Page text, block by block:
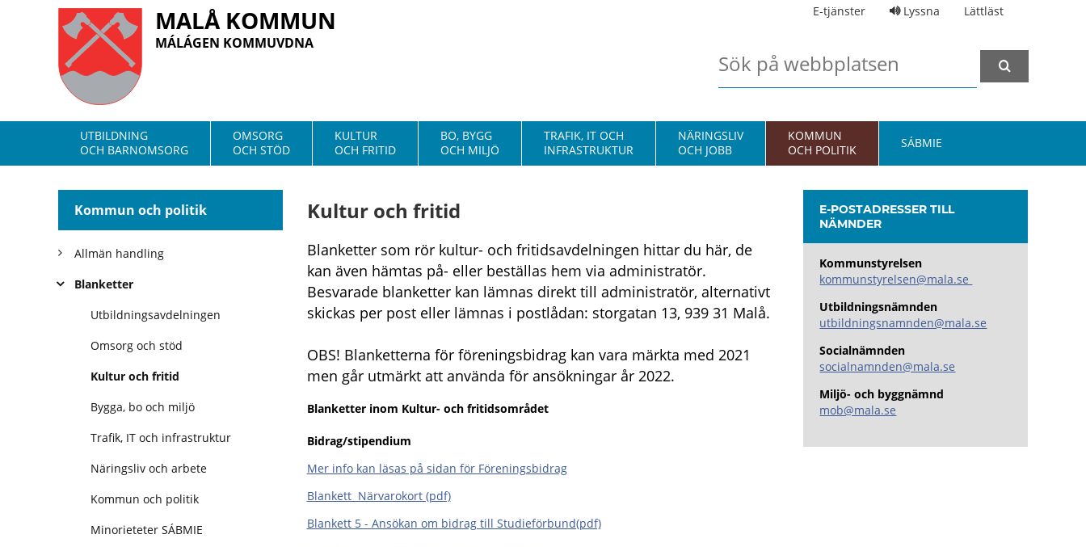
MALÅ KOMMUN
MÁLÁGEN KOMMUVDNA
E-tjänster Lyssna Lättläst
UTBILDNING
OCH BARNOMSORG
OMSORG
OCH STÖD
KULTUR
OCH FRITID
BO, BYGG
OCH MILJÖ
TRAFIK, IT OCH
INFRASTRUKTUR
NÄRINGSLIV
OCH JOBB
KOMMUN
OCH POLITIK
SÁBMIE
Kommun och politik
Allmän handling
Blanketter
Utbildningsavdelningen
Omsorg och stöd
Kultur och fritid
Bygga, bo och miljö
Trafik, IT och infrastruktur
Näringsliv och arbete
Kommun och politik
Minorieteter SÁBMIE
Kultur och fritid
Blanketter som rör kultur- och fritidsavdelningen hittar du här, de
kan även hämtas på- eller beställas hem via administratör.
Besvarade blanketter kan lämnas direkt till administratör, alternativt
skickas per post eller lämnas i postlådan: storgatan 13, 939 31 Malå.
OBS! Blanketterna för föreningsbidrag kan vara märkta med 2021
men går utmärkt att använda för ansökningar år 2022.
Blanketter inom Kultur- och fritidsområdet
Bidrag/stipendium
Mer info kan läsas på sidan för Föreningsbidrag
Blankett Närvarokort (pdf)
Blankett 5 - Ansökan om bidrag till Studieförbund(pdf)
E-POSTADRESSER TILL
NÄMNDER
Kommunstyrelsen
kommunstyrelsen@mala.se
Utbildningsnämnden
utbildningsnamnden@mala.se
Socialnämnden
socialnamnden@mala.se
Miljö- och byggnämnd
mob@mala.se